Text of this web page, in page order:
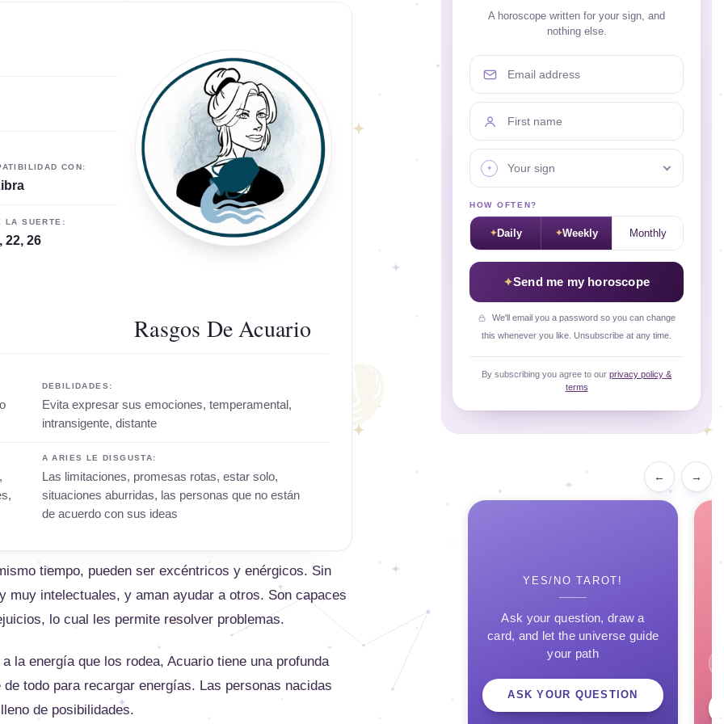
CON:
LA SUERTE:
22, 26
Rasgos De Acuario
DEBILIDADES:
Evita expresar sus emociones, temperamental,
intransigente, distante
A ARIES LE DISGUSTA:
Las limitaciones, promesas rotas, estar solo,
situaciones aburridas, las personas que no están
de acuerdo con sus ideas
tiempo, pueden ser excéntricos y enérgicos. Sin
muy intelectuales, y aman ayudar a otros. Son capaces
lo cual les permite resolver problemas.
la energía que los rodea, Acuario tiene una profunda
todo para recargar energías. Las personas nacidas
de posibilidades.
A horoscope written for your sign, and
nothing else.
Email address
First name
Your sign
HOW OFTEN?
Daily Weekly Monthly
Send me my horoscope
We'll email you a password so you can change
this whenever you like. Unsubscribe at any time.
By subscribing you agree to our privacy policy &
terms
← →
YES/NO TAROT!
Ask your question, draw a
card, and let the universe guide
your path
ASK YOUR QUESTION